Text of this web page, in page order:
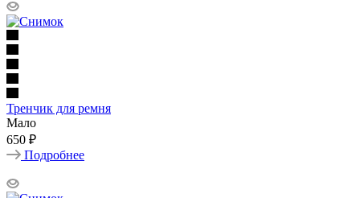
Тренчик для ремня
Мало
650 ₽
Подробнее